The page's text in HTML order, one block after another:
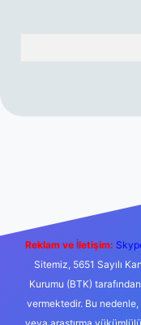
Reklam ve İletişim:
Sitemiz, 5651 Sayılı
Kurumu (BTK)
vermektedir. Bu